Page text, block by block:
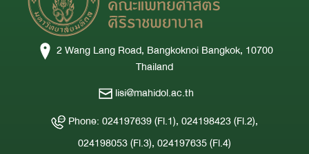
2 Wang Lang Road, Bangkoknoi Bangkok, 10700
Thailand
lisi@mahidol.ac.th
Phone: 024197639 (Fl.1), 024198423 (Fl.2),
024198053 (Fl.3), 024197635 (Fl.4)